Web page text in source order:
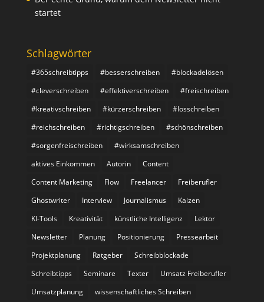
startet
Schlagwörter
#365schreibtipps #besserschreiben
#blockadelösen
#cleverschreiben
#effektiverschreiben
#freischreiben
#kreativschreiben
#kürzerschreiben
#losschreiben
#reichschreiben
#richtigschreiben
#schönschreiben
#sorgenfreischreiben
#wirksamschreiben
aktives Einkommen
Autorin
Content
Content Marketing
Flow Freelancer
Freiberufler
Ghostwriter
Interview Journalismus
Kaizen
KI-Tools
Kreativität künstliche Intelligenz
Lektor
Newsletter
Planung Positionierung
Pressearbeit
Projektplanung
Ratgeber
Schreibblockade
Schreibtipps
Seminare Texter
Umsatz Freiberufler
Umsatzplanung
wissenschaftliches Schreiben